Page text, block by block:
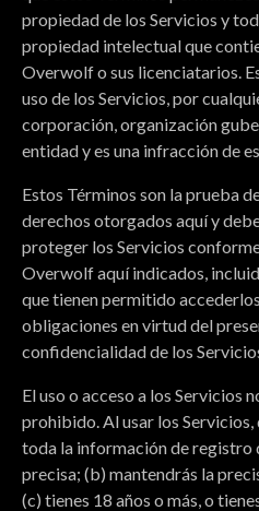
propiedad de los Servicios y
propiedad intelectual que
Overwolf o sus licenciatarios.
uso de los Servicios, por
corporación, organización
entidad y es una infracción de
Estos Términos son la prueba
derechos otorgados aquí y
proteger los Servicios
Overwolf aquí indicados,
que tienen permitido
obligaciones en virtud del
confidencialidad de los
El uso o acceso a los Servicios
prohibido. Al usar los
toda la información de registro
precisa; (b) mantendrás la
(c) tienes 18 años o más, o